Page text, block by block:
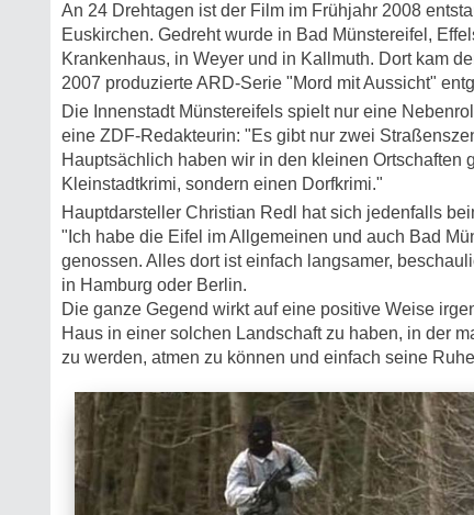
An 24 Drehtagen ist der Film im Frühjahr 2008
Euskirchen. Gedreht wurde in Bad Münstereifel,
Krankenhaus, in Weyer und in Kallmuth. Dort kam
2007 produzierte ARD-Serie "Mord mit Aussicht"
Die Innenstadt Münstereifels spielt nur eine
eine ZDF-Redakteurin: "Es gibt nur zwei
Hauptsächlich haben wir in den kleinen Ortschaften
Kleinstadtkrimi, sondern einen Dorfkrimi."
Hauptdarsteller Christian Redl hat sich jedenfalls
"Ich habe die Eifel im Allgemeinen und auch Bad
genossen. Alles dort ist einfach langsamer,
in Hamburg oder Berlin.
Die ganze Gegend wirkt auf eine positive Weise
Haus in einer solchen Landschaft zu haben, in der
zu werden, atmen zu können und einfach seine